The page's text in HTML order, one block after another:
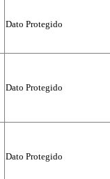
Dato Protegido
Dato Protegido
Dato Protegido